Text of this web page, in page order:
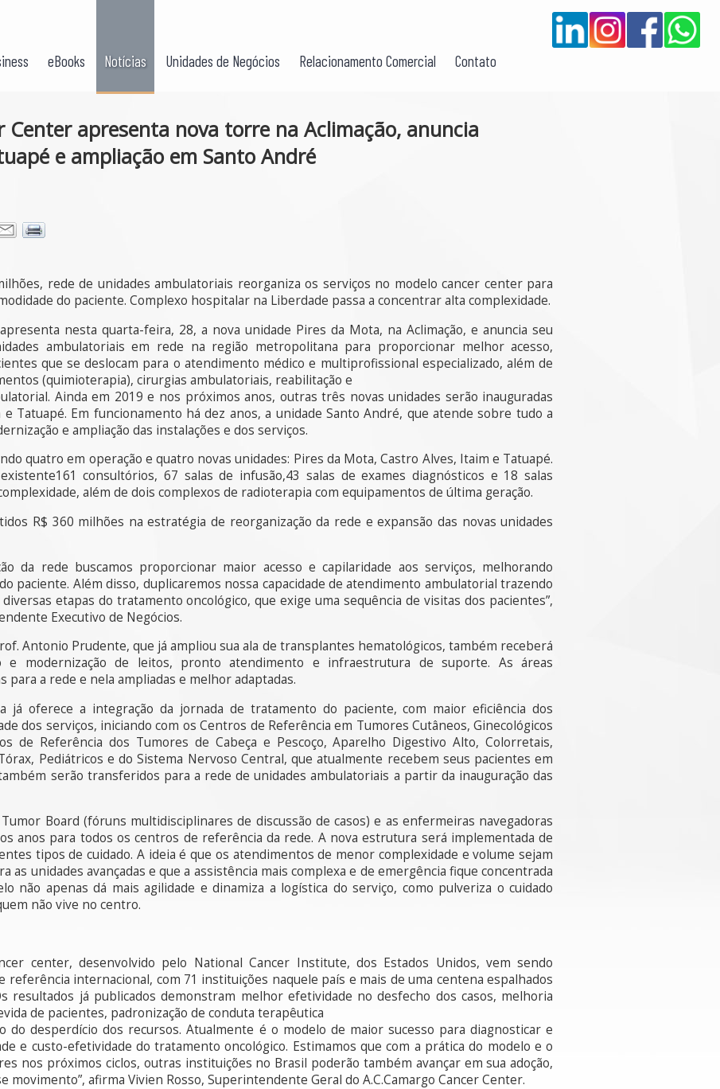
eBooks Notícias Unidades de Negócios Relacionamento Comercial Contato
Center apresenta nova torre na Aclimação, anuncia
e ampliação em Santo André
rede de unidades ambulatoriais reorganiza os serviços no modelo cancer center para
do paciente. Complexo hospitalar na Liberdade passa a concentrar alta complexidade.
nesta quarta-feira, 28, a nova unidade Pires da Mota, na Aclimação, e anuncia seu
ambulatoriais em rede na região metropolitana para proporcionar melhor acesso,
que se deslocam para o atendimento médico e multiprofissional especializado, além de
(quimioterapia), cirurgias ambulatoriais, reabilitação e
Ainda em 2019 e nos próximos anos, outras três novas unidades serão inauguradas
Tatuapé. Em funcionamento há dez anos, a unidade Santo André, que atende sobre tudo a
e ampliação das instalações e dos serviços.
quatro em operação e quatro novas unidades: Pires da Mota, Castro Alves, Itaim e Tatuapé.
consultórios, 67 salas de infusão,43 salas de exames diagnósticos e 18 salas
além de dois complexos de radioterapia com equipamentos de última geração.
R$ 360 milhões na estratégia de reorganização da rede e expansão das novas unidades
da rede buscamos proporcionar maior acesso e capilaridade aos serviços, melhorando
paciente. Além disso, duplicaremos nossa capacidade de atendimento ambulatorial trazendo
etapas do tratamento oncológico, que exige uma sequência de visitas dos pacientes”,
Executivo de Negócios.
Antonio Prudente, que já ampliou sua ala de transplantes hematológicos, também receberá
e modernização de leitos, pronto atendimento e infraestrutura de suporte. As áreas
a rede e nela ampliadas e melhor adaptadas.
já oferece a integração da jornada de tratamento do paciente, com maior eficiência dos
dos serviços, iniciando com os Centros de Referência em Tumores Cutâneos, Ginecológicos
de Referência dos Tumores de Cabeça e Pescoço, Aparelho Digestivo Alto, Colorretais,
Pediátricos e do Sistema Nervoso Central, que atualmente recebem seus pacientes em
serão transferidos para a rede de unidades ambulatoriais a partir da inauguração das
Board (fóruns multidisciplinares de discussão de casos) e as enfermeiras navegadoras
anos para todos os centros de referência da rede. A nova estrutura será implementada de
tipos de cuidado. A ideia é que os atendimentos de menor complexidade e volume sejam
as unidades avançadas e que a assistência mais complexa e de emergência fique concentrada
não apenas dá mais agilidade e dinamiza a logística do serviço, como pulveriza o cuidado
não vive no centro.
center, desenvolvido pelo National Cancer Institute, dos Estados Unidos, vem sendo
referência internacional, com 71 instituições naquele país e mais de uma centena espalhados
resultados já publicados demonstram melhor efetividade no desfecho dos casos, melhoria
de pacientes, padronização de conduta terapêutica
do desperdício dos recursos. Atualmente é o modelo de maior sucesso para diagnosticar e
e custo-efetividade do tratamento oncológico. Estimamos que com a prática do modelo e o
nos próximos ciclos, outras instituições no Brasil poderão também avançar em sua adoção,
movimento”, afirma Vivien Rosso, Superintendente Geral do A.C.Camargo Cancer Center.